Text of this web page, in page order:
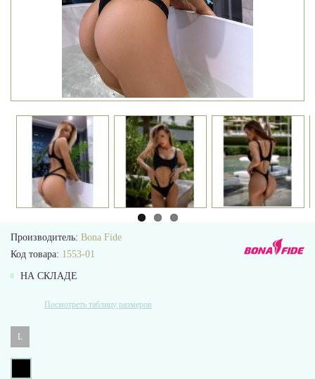
Производитель: Bona Fide
Код товара: 1553-01
НА СКЛАДЕ
Посмотреть таблицу размеров
L